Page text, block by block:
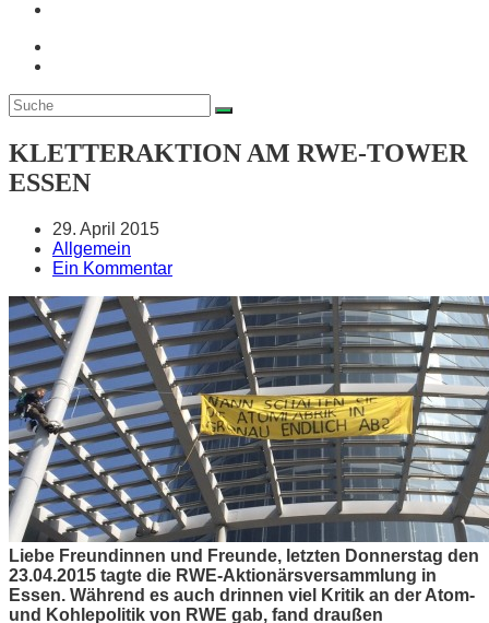
KLETTERAKTION AM RWE-TOWER
ESSEN
Beitrag
veröffentlicht:
29. April 2015
Beitrags-
Kategorie:
Allgemein
Beitrags-
Ein Kommentar
Liebe Freundinnen und Freunde, letzten Donnerstag den
23.04.2015 tagte die RWE-Aktionärsversammlung in
Essen. Während es auch drinnen viel Kritik an der Atom-
und Kohlepolitik von RWE gab, fand draußen